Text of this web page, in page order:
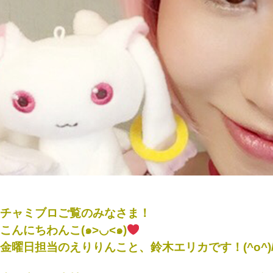
チャミブロご覧のみなさま！
こんにちわんこ(๑>◡<๑)
金曜日担当のえりりんこと、鈴木エリカです！